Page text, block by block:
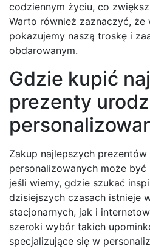
codziennym życiu, co
Warto również zaznaczyć, że
pokazujemy naszą troskę i
obdarowanym.
Gdzie kupić
prezenty
Zakup najlepszych
personalizowanych może
jeśli wiemy, gdzie szukać
dzisiejszych czasach istnieje
stacjonarnych, jak i
szeroki wybór takich
specjalizujące się w